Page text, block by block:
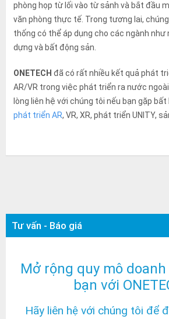
phòng họp từ lối vào từ sảnh và bắt đầu
văn phòng thực tế. Trong tương lai,
thống có thể áp dụng cho các ngành như
dựng và bất động sản.
ONETECH đã có rất nhiều kết quả phát
AR/VR trong việc phát triển ra nước
lòng liên hệ với chúng tôi nếu bạn gặp bất
phát triển AR, VR, XR, phát triển UNITY,
Tư vấn - Báo giá
Mở rộng quy mô
bạn với
Hãy liên hệ với chúng tôi để